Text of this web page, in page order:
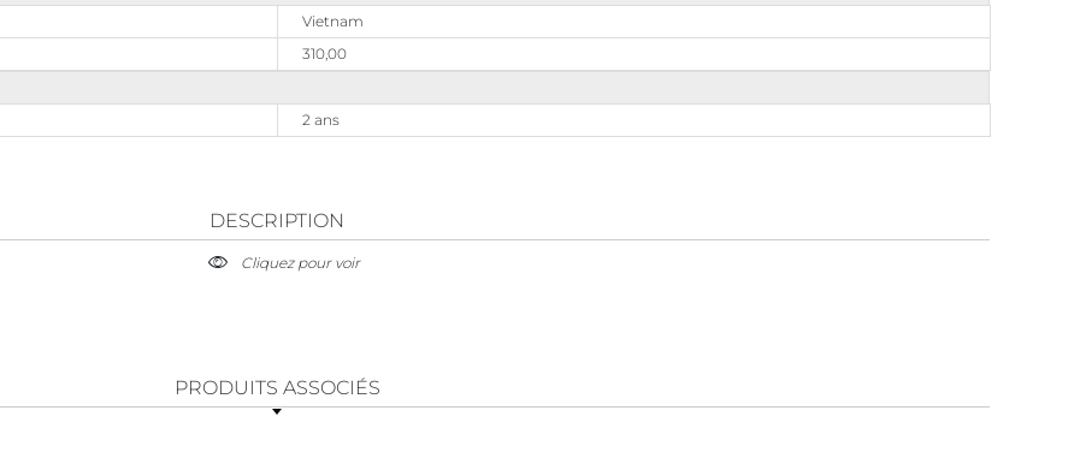
Vietnam
310,00
2 ans
DESCRIPTION
Cliquez pour voir
PRODUITS ASSOCIÉS